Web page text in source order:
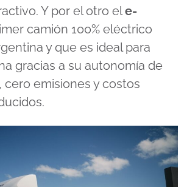
Y por el otro ele-
camión 100% eléctrico
y que es ideal para
gracias a su autonomía de
cero emisiones y costos